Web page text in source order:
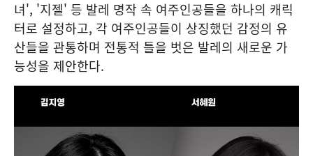
녀', '지젤' 등 발레 명작 속 여주인공들을 하나의 캐릭
터로 설정하고, 각 여주인공들이 상징했던 감정의 유
산들을 관통하며 전통적 틀을 벗은 발레의 새로운 가
능성을 제안한다.